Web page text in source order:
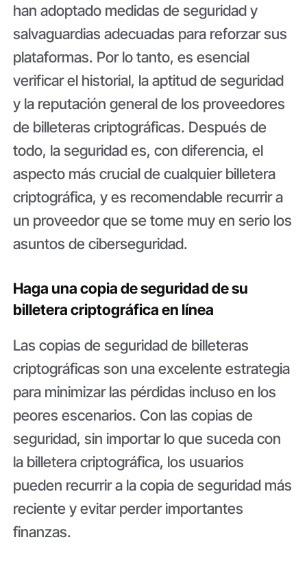
han adoptado medidas de seguridad y
salvaguardias adecuadas para reforzar sus
plataformas. Por lo tanto, es esencial
verificar el historial, la aptitud de seguridad
y la reputación general de los proveedores
de billeteras criptográficas. Después de
todo, la seguridad es, con diferencia, el
aspecto más crucial de cualquier billetera
criptográfica, y es recomendable recurrir a
un proveedor que se tome muy en serio los
asuntos de ciberseguridad.
Haga una copia de seguridad de su
billetera criptográfica en línea
Las copias de seguridad de billeteras
criptográficas son una excelente estrategia
para minimizar las pérdidas incluso en los
peores escenarios. Con las copias de
seguridad, sin importar lo que suceda con
la billetera criptográfica, los usuarios
pueden recurrir a la copia de seguridad más
reciente y evitar perder importantes
finanzas.